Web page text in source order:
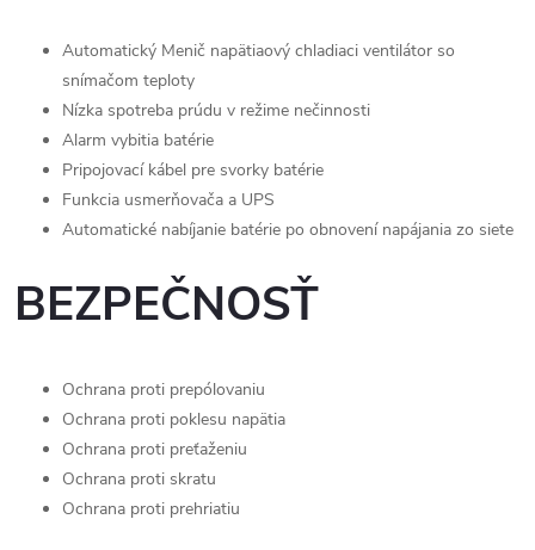
Automatický Menič napätiaový chladiaci ventilátor so
snímačom teploty
Nízka spotreba prúdu v režime nečinnosti
Alarm vybitia batérie
Pripojovací kábel pre svorky batérie
Funkcia usmerňovača a UPS
Automatické nabíjanie batérie po obnovení napájania zo siete
BEZPEČNOSŤ
Ochrana proti prepólovaniu
Ochrana proti poklesu napätia
Ochrana proti preťaženiu
Ochrana proti skratu
Ochrana proti prehriatiu